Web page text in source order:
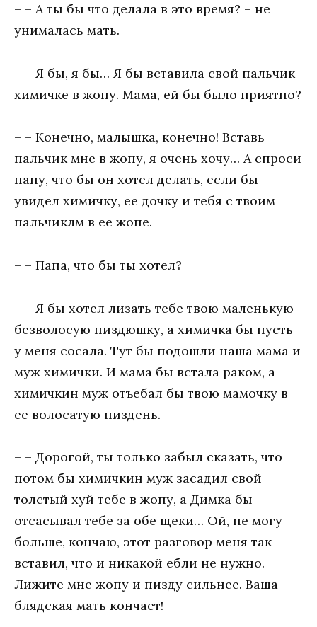
– – А ты бы что делала в это время? – не
унималась мать.
– – Я бы, я бы… Я бы вставила свой пальчик
химичке в жопу. Мама, ей бы было приятно?
– – Конечно, малышка, конечно! Вставь
пальчик мне в жопу, я очень хочу… А спроси
папу, что бы он хотел делать, если бы
увидел химичку, ее дочку и тебя с твоим
пальчиклм в ее жопе.
– – Папа, что бы ты хотел?
– – Я бы хотел лизать тебе твою маленькую
безволосую пиздюшку, а химичка бы пусть
у меня сосала. Тут бы подошли наша мама и
муж химички. И мама бы встала раком, а
химичкин муж отъебал бы твою мамочку в
ее волосатую пиздень.
– – Дорогой, ты только забыл сказать, что
потом бы химичкин муж засадил свой
толстый хуй тебе в жопу, а Димка бы
отсасывал тебе за обе щеки… Ой, не могу
больше, кончаю, этот разговор меня так
вставил, что и никакой ебли не нужно.
Лижите мне жопу и пизду сильнее. Ваша
блядская мать кончает!